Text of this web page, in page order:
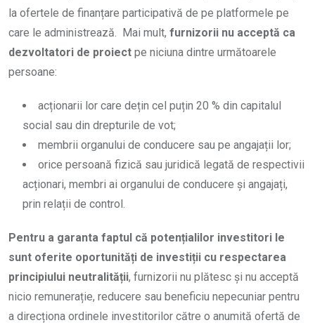
la ofertele de finanțare participativă de pe platformele pe
care le administrează. Mai mult, furnizorii nu acceptă ca
dezvoltatori de proiect pe niciuna dintre următoarele
persoane:
acționarii lor care dețin cel puțin 20 % din capitalul
social sau din drepturile de vot;
membrii organului de conducere sau pe angajații lor;
orice persoană fizică sau juridică legată de respectivii
acționari, membri ai organului de conducere și angajați,
prin relații de control.
Pentru a garanta faptul că potențialilor investitori le
sunt oferite oportunități de investiții cu respectarea
principiului neutralității, furnizorii nu plătesc și nu acceptă
nicio remunerație, reducere sau beneficiu nepecuniar pentru
a direcționa ordinele investitorilor către o anumită ofertă de